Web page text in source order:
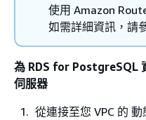
使用 Amazon
如需詳細資訊，請
為 RDS for PostgreSQL
伺服器
從連接至您 VPC 的